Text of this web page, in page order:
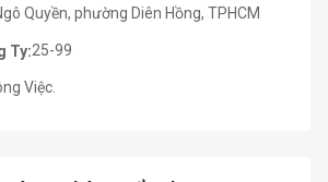
Quyền, phường Diên Hồng, TPHCM
Ty:25-99
Việc.